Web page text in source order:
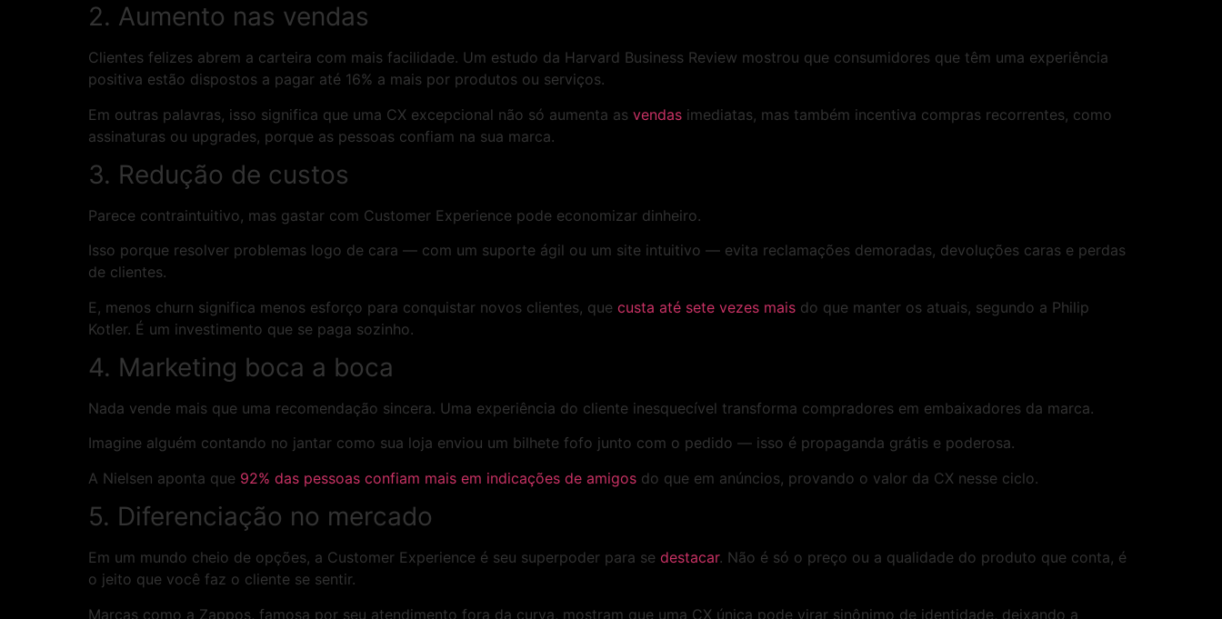
2. Aumento nas vendas
Clientes felizes abrem a carteira com mais facilidade. Um estudo da Harvard Business Review mostrou que consumidores que têm uma experiência
positiva estão dispostos a pagar até 16% a mais por produtos ou serviços.
Em outras palavras, isso significa que uma CX excepcional não só aumenta as vendas imediatas, mas também incentiva compras recorrentes, como
assinaturas ou upgrades, porque as pessoas confiam na sua marca.
3. Redução de custos
Parece contraintuitivo, mas gastar com Customer Experience pode economizar dinheiro.
Isso porque resolver problemas logo de cara — com um suporte ágil ou um site intuitivo — evita reclamações demoradas, devoluções caras e perdas
de clientes.
E, menos churn significa menos esforço para conquistar novos clientes, que custa até sete vezes mais do que manter os atuais, segundo a Philip
Kotler. É um investimento que se paga sozinho.
4. Marketing boca a boca
Nada vende mais que uma recomendação sincera. Uma experiência do cliente inesquecível transforma compradores em embaixadores da marca.
Imagine alguém contando no jantar como sua loja enviou um bilhete fofo junto com o pedido — isso é propaganda grátis e poderosa.
A Nielsen aponta que 92% das pessoas confiam mais em indicações de amigos do que em anúncios, provando o valor da CX nesse ciclo.
5. Diferenciação no mercado
Em um mundo cheio de opções, a Customer Experience é seu superpoder para se destacar. Não é só o preço ou a qualidade do produto que conta, é
o jeito que você faz o cliente se sentir.
Marcas como a Zappos, famosa por seu atendimento fora da curva, mostram que uma CX única pode virar sinônimo de identidade, deixando a